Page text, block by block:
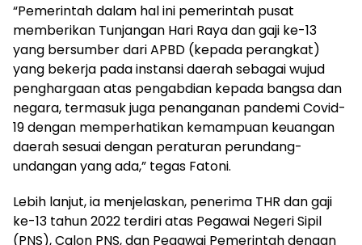
“Pemerintah dalam hal ini pemerintah pusat
memberikan Tunjangan Hari Raya dan gaji ke-13
yang bersumber dari APBD (kepada perangkat)
yang bekerja pada instansi daerah sebagai wujud
penghargaan atas pengabdian kepada bangsa dan
negara, termasuk juga penanganan pandemi Covid-
19 dengan memperhatikan kemampuan keuangan
daerah sesuai dengan peraturan perundang-
undangan yang ada,” tegas Fatoni.
Lebih lanjut, ia menjelaskan, penerima THR dan gaji
ke-13 tahun 2022 terdiri atas Pegawai Negeri Sipil
(PNS), Calon PNS, dan Pegawai Pemerintah dengan